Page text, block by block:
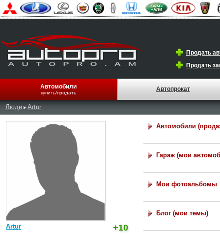
Продать
Продать
Автомобили
купить/продать
Автопрокат
Люди Artur
Artur +10
Автомобили
Гараж (мои
Мои фотоальбомы
Блог (мои темы)